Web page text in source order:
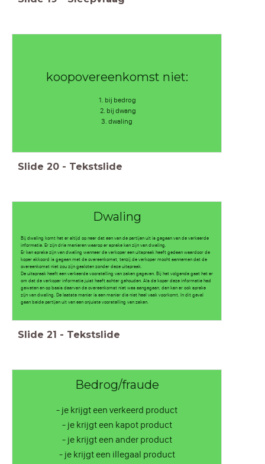
koopovereenkomst niet:
1. bij bedrog
2. bij dwang
3. dwaling
Slide 20 - Tekstslide
Dwaling
Bij dwaling komt het er altijd op neer dat een van de partijen uit is gegaan van de verkeerde
informatie. Er zijn drie manieren waarop er sprake kan zijn van dwaling.
Er kan sprake zijn van dwaling wanneer de verkoper een uitspraak heeft gedaan waardoor de
koper akkoord is gegaan met de overeenkomst, tenzij de verkoper mocht aannemen dat de
overeenkomst niet zou zijn gesloten zonder deze uitspraak.
De uitspraak heeft een verkeerde voorstelling van zaken gegeven. Bij het volgende gaat het er
om dat de verkoper informatie juist heeft achter gehouden. Als de koper deze informatie had
geweten en op basis daarvan de overeenkomst niet was aangegaan, dan kan er ook sprake
zijn van dwaling. De laatste manier is een manier die niet heel vaak voorkomt. In dit geval
gaan beide partijen uit van een onjuiste voorstelling van zaken.
Slide 21 - Tekstslide
Bedrog/fraude
- je krijgt een verkeerd product
- je krijgt een kapot product
- je krijgt een ander product
- je krijgt een illegaal product